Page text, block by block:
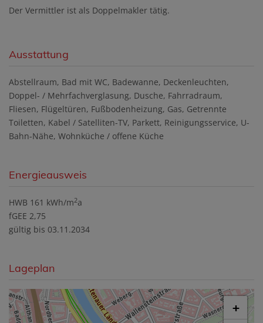
Der Vermittler ist als Doppelmakler tätig.
Ausstattung
Abstellraum Bad mit WC Badewanne Deckenleuchten
Doppel- / Mehrfachverglasung Dusche Fahrradraum
Fliesen Flügeltüren Fußbodenheizung Gas Getrennte
Toiletten Kabel / Satelliten-TV Parkett Reinigungsservice U-
Bahn-Nähe Wohnküche / offene Küche
Energieausweis
HWB 161 kWh/m2a
fGEE 2,75
gültig bis 03.11.2034
Lageplan
+